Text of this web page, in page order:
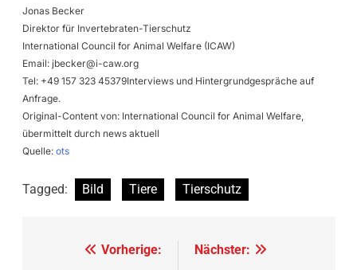
Jonas Becker
Direktor für Invertebraten-Tierschutz
International Council for Animal Welfare (ICAW)
Email: jbecker@i-caw.org
Tel: +49 157 323 45379Interviews und Hintergrundgespräche auf
Anfrage.
Original-Content von: International Council for Animal Welfare,
übermittelt durch news aktuell
Quelle: ots
Tagged: Bild Tiere Tierschutz
Beitragsnavigation
Vorherige:
Nächster: